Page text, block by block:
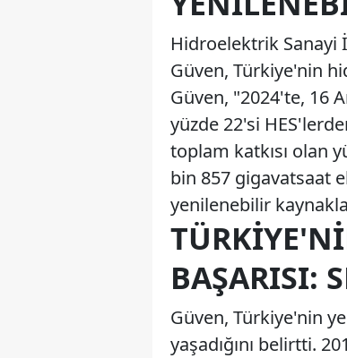
Hidroelektrik Sanayi
Güven, Türkiye'nin
Güven, "2024'te, 16
yüzde 22'si
toplam katkısı olan
bin 857 gigavatsaat
yenilenebilir
BAŞARISI:
Güven, Türkiye'nin
yaşadığını belirtti.